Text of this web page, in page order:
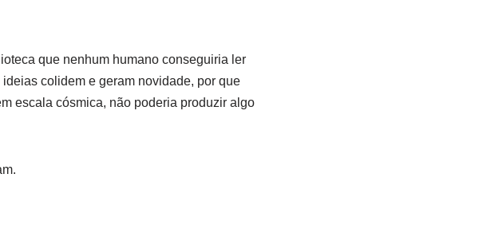
que nenhum humano conseguiria ler
colidem e geram novidade, por que
escala cósmica, não poderia produzir algo